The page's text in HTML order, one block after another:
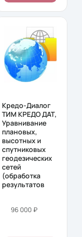
Кредо-Диалог
ТИМ КРЕДО ДАТ,
Уравнивание
плановых,
высотных и
спутниковых
геодезических
сетей
(обработка
результатов
96 000 ₽